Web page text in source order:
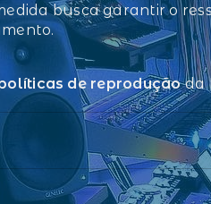
busca garantir o
de reproduçãoda